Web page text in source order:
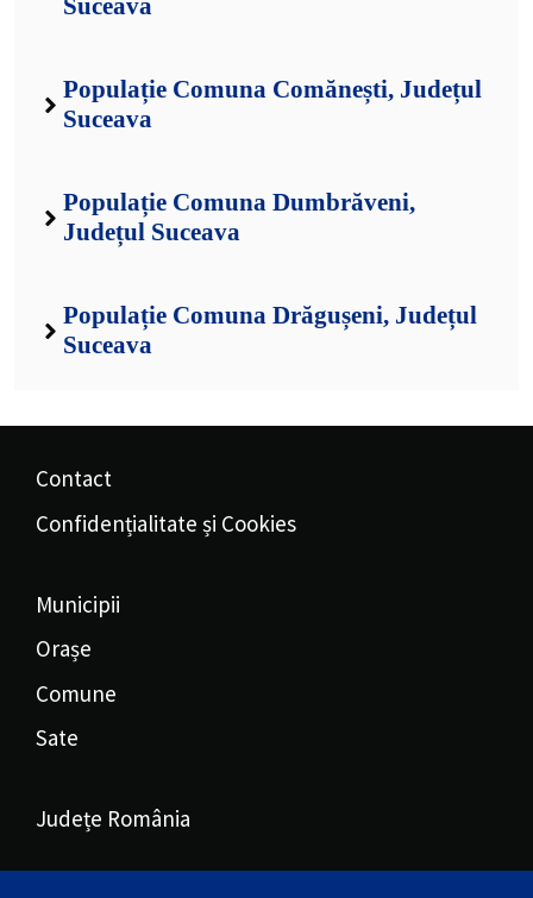
Suceava
Populație Comuna Comănești, Județul
Suceava
Populație Comuna Dumbrăveni,
Județul Suceava
Populație Comuna Drăgușeni, Județul
Suceava
Contact
Confidențialitate și Cookies
Municipii
Orașe
Comune
Sate
Județe România